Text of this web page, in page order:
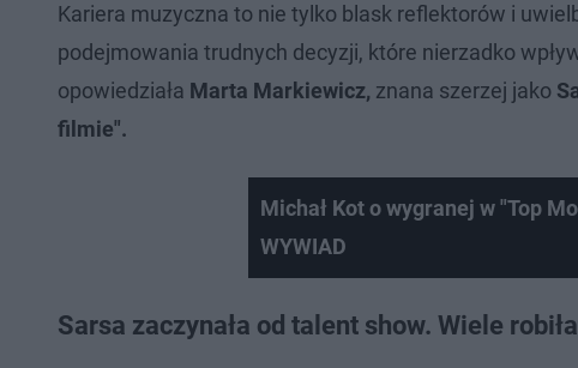
Kariera muzyczna to nie tylko blask reflektorów i
podejmowania trudnych decyzji, które nierzadko
opowiedziała Marta Markiewicz, znana szerzej jako
filmie".
Michał Kot o wygranej w "Top
WYWIAD
Sarsa zaczynała od talent show. Wiele